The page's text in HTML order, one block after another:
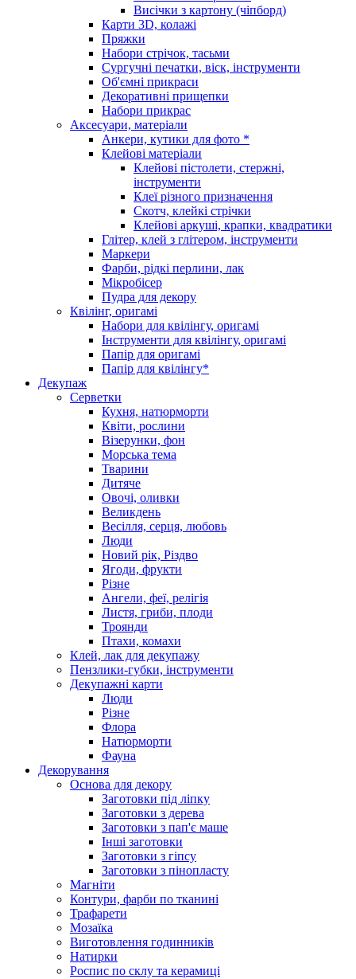
Висічки з картону (чіпборд)
Карти 3D, колажі
Пряжки
Набори стрічок, тасьми
Сургучні печатки, віск, інструменти
Об'ємні прикраси
Декоративні прищепки
Набори прикрас
Аксесуари, матеріали
Анкери, кутики для фото *
Клейові матеріали
Клейові пістолети, стержні,
інструменти
Клеї різного призначення
Скотч, клейкі стрічки
Клейові аркуші, крапки, квадратики
Глітер, клей з глітером, інструменти
Маркери
Фарби, рідкі перлини, лак
Мікробісер
Пудра для декору
Квілінг, оригамі
Набори для квілінгу, оригамі
Інструменти для квілінгу, оригамі
Папір для оригамі
Папір для квілінгу*
Декупаж
Серветки
Кухня, натюрморти
Квіти, рослини
Візерунки, фон
Морська тема
Тварини
Дитяче
Овочі, оливки
Великдень
Весілля, серця, любовь
Люди
Новий рік, Різдво
Ягоди, фрукти
Різне
Ангели, феї, релігія
Листя, гриби, плоди
Троянди
Птахи, комахи
Клей, лак для декупажу
Пензлики-губки, інструменти
Декупажні карти
Люди
Різне
Флора
Натюрморти
Фауна
Декорування
Основа для декору
Заготовки під ліпку
Заготовки з дерева
Заготовки з пап'є маше
Інші заготовки
Заготовки з гіпсу
Заготовки з пінопласту
Магніти
Контури, фарби по тканині
Трафарети
Мозаїка
Виготовлення годинників
Натирки
Роспис по склу та керамиці